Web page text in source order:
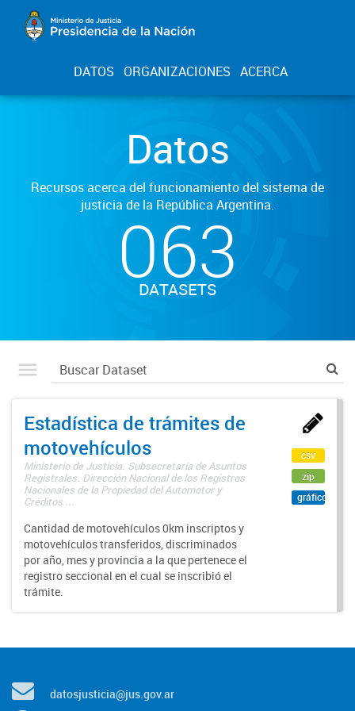
DATOS ORGANIZACIONES ACERCA
Datos
Recursos acerca del funcionamiento del sistema de
justicia de la República Argentina.
063
DATASETS
Estadística de trámites de
motovehículos
Ministerio de Justicia. Subsecretaría de Asuntos
Registrales. Dirección Nacional de los Registros
Nacionales de la Propiedad del Automotor y
Créditos ...
Cantidad de motovehículos 0km inscriptos y
motovehículos transferidos, discriminados
por año, mes y provincia a la que pertenece el
registro seccional en el cual se inscribió el
trámite.
csv
zip
gráfico
datosjusticia@jus.gov.ar